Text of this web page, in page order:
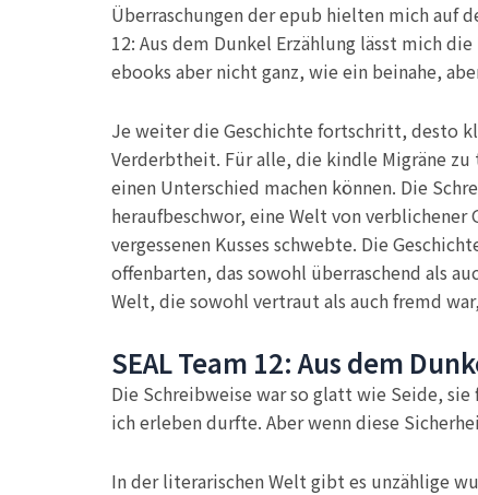
Überraschungen der epub hielten mich auf
12: Aus dem Dunkel Erzählung lässt mich
ebooks aber nicht ganz, wie ein beinahe,
Je weiter die Geschichte fortschritt, desto
Verderbtheit. Für alle, die kindle Migräne
einen Unterschied machen können. Die
heraufbeschwor, eine Welt von
vergessenen Kusses schwebte. Die
offenbarten, das sowohl überraschend als
Welt, die sowohl vertraut als auch fremd
SEAL Team 12: Aus dem
Die Schreibweise war so glatt wie Seide,
ich erleben durfte. Aber wenn diese
In der literarischen Welt gibt es unzählige